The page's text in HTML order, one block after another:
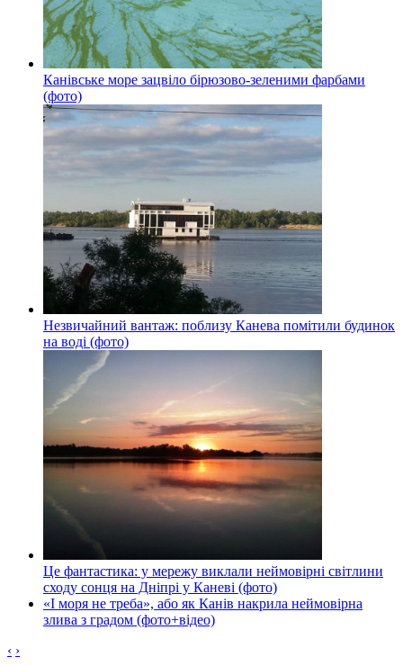
Канівське море зацвіло бірюзово-зеленими фарбами
(фото)
Незвичайний вантаж: поблизу Канева помітили будинок
на воді (фото)
Це фантастика: у мережу виклали неймовірні світлини
сходу сонця на Дніпрі у Каневі (фото)
«І моря не треба», або як Канів накрила неймовірна
злива з градом (фото+відео)
‹ ›